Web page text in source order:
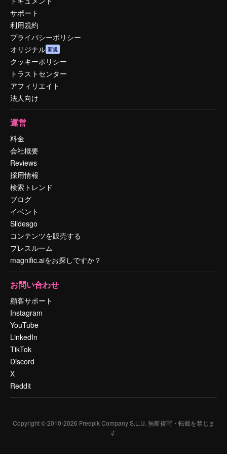
サポート
利用規約
プライバシーポリシー
オリジナル 新規
クッキーポリシー
トラストセンター
アフィリエイト
法人向け
運営
料金
会社概要
Reviews
採用情報
検索トレンド
ブログ
イベント
Slidesgo
コンテンツを販売する
プレスルーム
magnific.aiをお探しですか？
お問い合わせ
顧客サポート
Instagram
YouTube
LinkedIn
TikTok
Discord
X
Reddit
Copyright © 2010-2026 Freepik Company S.L.U. 無断複写・転載を禁じま
す.